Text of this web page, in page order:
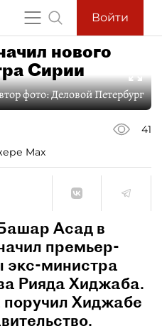
Войти
нового
Сирии
фото:Деловой Петербург
41
Max
Асад в
премьер-
экс-министра
Рияда Хиджаба.
поручил Хиджабе